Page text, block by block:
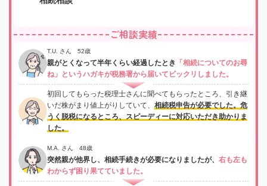
ご相談実績
T.U. さん 52歳
親がとくなって半年くらい経過したとき
「相続についてのお尋
ね」というハガキが税務署から届いてビックリしました。
初回してもらった税理士さんに聞べてもらったところ、引き継
いだ株がまり値上がりしていて、 相続税申告が必要でした。危
うく脱税になるところ、スピーディーに対応いただき助かりま
した。
M.A. さん 48歳
突然親が他界し、相続手続きが必要になりましたが、 右も左も
わからず困り果てていました。